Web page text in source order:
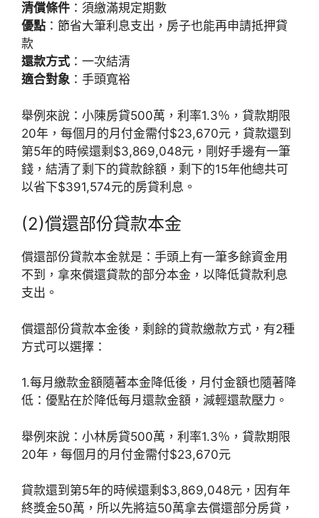
清償條件 ：須繳滿規定期數
優點 ：節省大筆利息支出，房子也能再申請抵押貸
款
還款方式 ：一次結清
適合對象 ：手頭寬裕
舉例來說：小陳房貸500萬，利率1.3％，貸款期限
20年，每個月的月付金需付$23,670元，貸款還到
第5年的時候還剩$3,869,048元，剛好手邊有一筆
錢，結清了剩下的貸款餘額，剩下的15年他總共可
以省下$391,574元的房貸利息。
(2)償還部份貸款本金
償還部份貸款本金就是：手頭上有一筆多餘資金用
不到，拿來償還貸款的部分本金，以降低貸款利息
支出。
償還部份貸款本金後，剩餘的貸款繳款方式，有2種
方式可以選擇：
1.每月繳款金額隨著本金降低後，月付金額也隨著降
低：優點在於降低每月還款金額，減輕還款壓力。
舉例來說：小林房貸500萬，利率1.3％，貸款期限
20年，每個月的月付金需付$23,670元
貸款還到第5年的時候還剩$3,869,048元，因有年
終獎金50萬，所以先將這50萬拿去償還部分房貸，